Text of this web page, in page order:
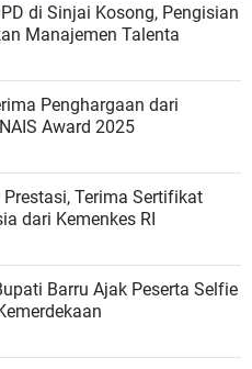
di Sinjai Kosong, Pengisian
Manajemen Talenta
Penghargaan dari
Award 2025
Prestasi, Terima Sertifikat
dari Kemenkes RI
Barru Ajak Peserta Selfie